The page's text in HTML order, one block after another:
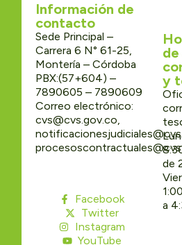
Información de
contacto
Sede Principal –
Carrera 6 N° 61-25,
Montería – Córdoba
PBX:(57+604) –
7890605 – 7890609
Correo electrónico:
cvs@cvs.gov.co,
Facebook
Twitter
Instagram
YouTube
y
de
a